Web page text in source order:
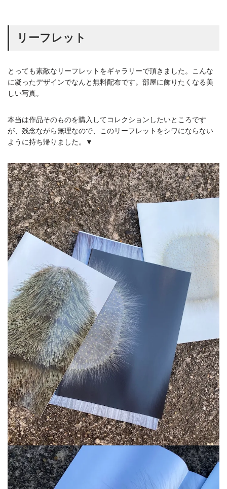
リーフレット
とっても素敵なリーフレットをギャラリーで頂きました。こんな
に凝ったデザインでなんと無料配布です。部屋に飾りたくなる美
しい写真。
本当は作品そのものを購入してコレクションしたいところです
が、残念ながら無理なので、このリーフレットをシワにならない
ように持ち帰りました。▼